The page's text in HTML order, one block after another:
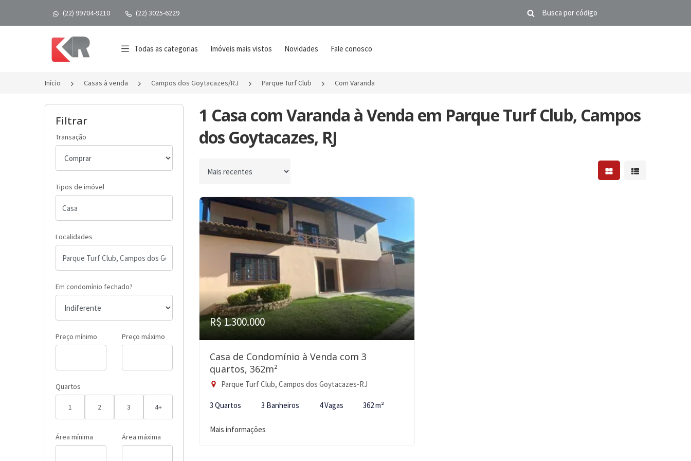
(22) 99704-9210 (22) 3025-6229
Página inicial
Todas as categorias Imóveis mais vistos Novidades Fale conosco
Início Casas à venda Campos dos Goytacazes/RJ Parque Turf Club Com Varanda
Filtrar
Transação
Tipos de imóvel
Localidades
Em condomínio fechado?
Preço mínimo Preço máximo
Quartos
1 2 3 4+
Área mínima Área máxima
1 Casa com Varanda à Venda em Parque Turf Club, Campos
dos Goytacazes, RJ
Ordenar por Mostrar resultados em
Mostrar
R$ 1.300.000
Casa de Condomínio à Venda com 3
quartos, 362m²
Parque Turf Club, Campos dos Goytacazes-RJ
3 Quartos 3 Banheiros 4 Vagas 362 m²
Mais informações